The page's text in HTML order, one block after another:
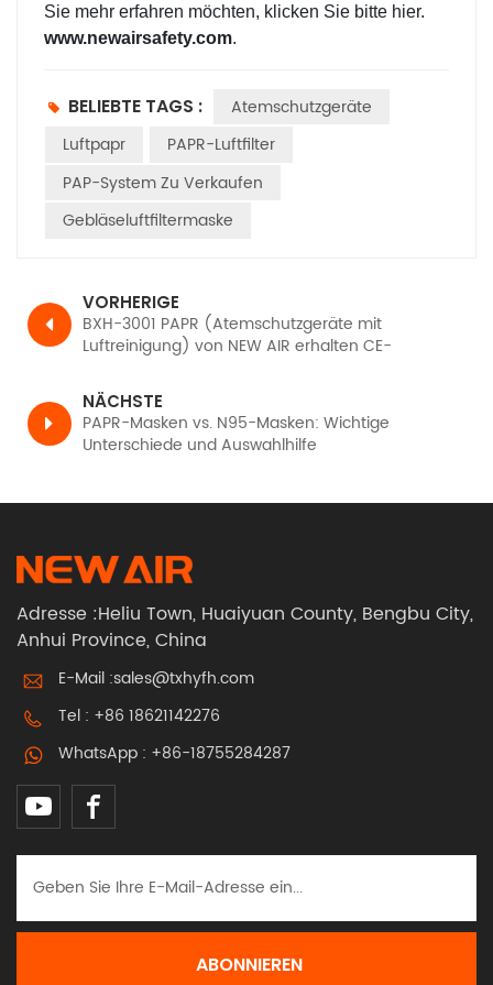
Sie mehr erfahren möchten, klicken Sie bitte hier.
www.newairsafety.com.
BELIEBTE TAGS :
Atemschutzgeräte
Luftpapr
PAPR-Luftfilter
PAP-System Zu Verkaufen
Gebläseluftfiltermaske
VORHERIGE
BXH-3001 PAPR (Atemschutzgeräte mit
Luftreinigung) von NEW AIR erhalten CE-
NÄCHSTE
PAPR-Masken vs. N95-Masken: Wichtige
Unterschiede und Auswahlhilfe
Adresse :Heliu Town, Huaiyuan County, Bengbu City,
Anhui Province, China
E-Mail :sales@txhyfh.com
Tel : +86 18621142276
WhatsApp : +86-18755284287